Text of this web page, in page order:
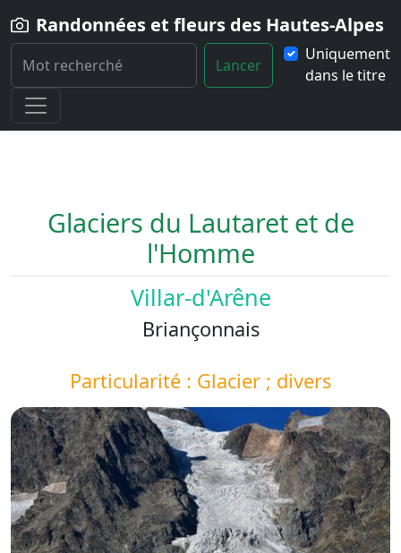
Randonnées et fleurs des Hautes-Alpes
Lancer
Uniquement
dans le titre
Home
Paysage
Glaciers-du-Lautaret-et-de-l-Homme
Glaciers du Lautaret et de
l'Homme
Villar-d'Arêne
Briançonnais
Particularité : Glacier ; divers